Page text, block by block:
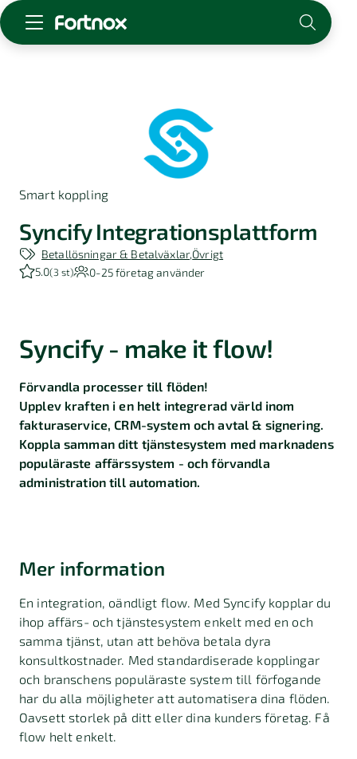
För redovisningsbyrån
Kunskap & inspiration
Logga in
Om Fortnox
Karriär
Kontakt
Smart koppling
Syncify Integrationsplattform
Betallösningar & Betalväxlar Övrigt
5.0(3 st) 0-25företag använder
Syncify - make it flow!
Förvandla processer till flöden!
Upplev kraften i en helt integrerad värld inom
fakturaservice, CRM-system och avtal & signering.
Koppla samman ditt tjänstesystem med marknadens
populäraste affärssystem - och förvandla
administration till automation.
Mer information
En integration, oändligt flow. Med Syncify kopplar du
ihop affärs- och tjänstesystem enkelt med en och
samma tjänst, utan att behöva betala dyra
konsultkostnader. Med standardiserade kopplingar
och branschens populäraste system till förfogande
har du alla möjligheter att automatisera dina flöden.
Oavsett storlek på ditt eller dina kunders företag. Få
flow helt enkelt.